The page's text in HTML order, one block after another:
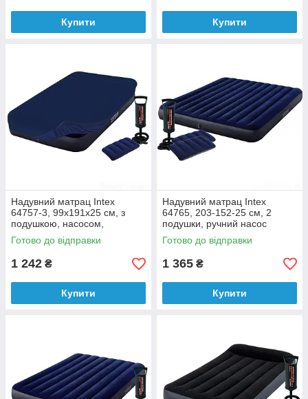
Купити Купити
Надувний матрац Intex
64757-3, 99x191x25 см, з
подушкою, насосом,
наматрацник
Готово до відправки
1 242 ₴
Купити
Надувний матрац Intex
64765, 203-152-25 см, 2
подушки, ручний насос
Готово до відправки
1 365 ₴
Купити